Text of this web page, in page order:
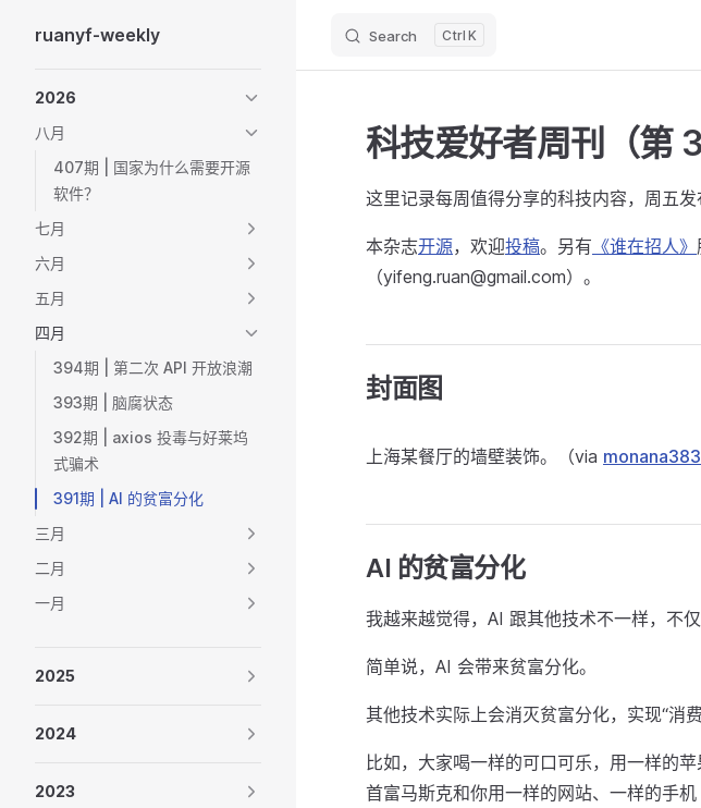
Skip to content
ruanyf-weekly Search K
2026
八月
407期 | 国家为什么需要开源
软件？
七月
六月
五月
四月
394期 | 第二次 API 开放浪潮
393期 | 脑腐状态
392期 | axios 投毒与好莱坞
式骗术
391期 | AI 的贫富分化
三月
二月
一月
2025
2024
2023
科技爱好者周刊（第
这里记录每周值得分享的科技内容，周五发
本杂志开源，欢迎投稿。另有 《谁在招人》
（yifeng.ruan@gmail.com）。
封面图
上海某餐厅的墙壁装饰。（via
AI 的贫富分化
我越来越觉得，AI 跟其他技术不一样，不
简单说，AI 会带来贫富分化。
其他技术实际上会消灭贫富分化，实现“消
比如，大家喝一样的可口可乐，用一样的
首富马斯克和你用一样的网站、一样的手机